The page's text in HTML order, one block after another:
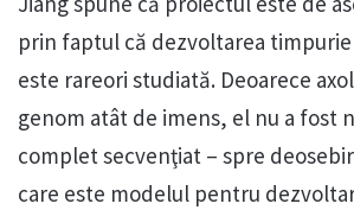
prin faptul că dezvoltarea
este rareori studiată. Deoarece
genom atât de imens, el nu a fost
complet secvenţiat – spre
care este modelul pentru